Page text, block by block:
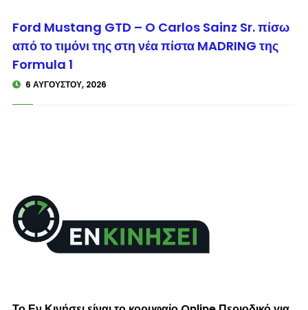
© enkinisi.gr
Ford Mustang GTD – O Carlos Sainz Sr. πίσω
από το τιμόνι της στη νέα πίστα MADRING της
Formula 1
6 ΑΥΓΟΎΣΤΟΥ, 2026